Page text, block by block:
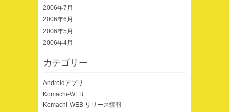
2006年7月
2006年6月
2006年5月
2006年4月
カテゴリー
Androidアプリ
Komachi-WEB
Komachi-WEB リリース情報